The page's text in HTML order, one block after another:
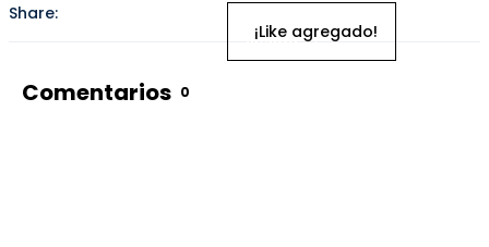
sesión
para
¡Like agregado!
Share:
Comentarios 0